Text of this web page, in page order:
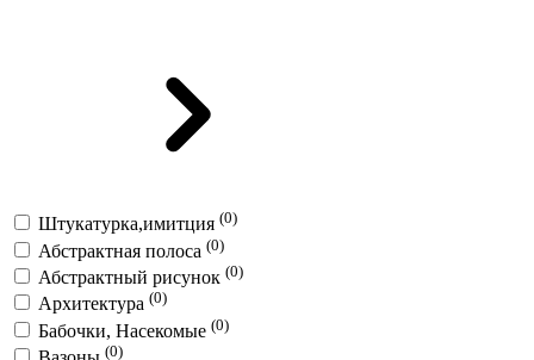
Штукатурка,имитция (0)
Абстрактная полоса (0)
Абстрактный рисунок (0)
Архитектура (0)
Бабочки, Насекомые (0)
(0)